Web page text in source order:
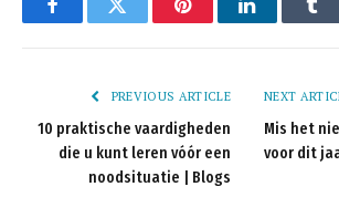
FacebookTwitter PinterestLinkedIn
PREVIOUS ARTICLE
10 praktische vaardigheden
die u kunt leren vóór een
noodsituatie | Blogs
NEXT
Mis het
voor dit